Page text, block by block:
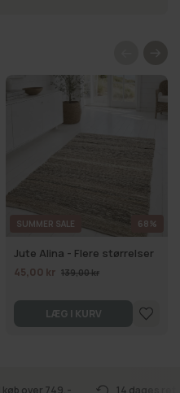
SUMMER SALE 68%
Jute Alina - Flere størrelser
45,00 kr 139,00 kr
LÆG I KURV
køb over 749,- 14 dages